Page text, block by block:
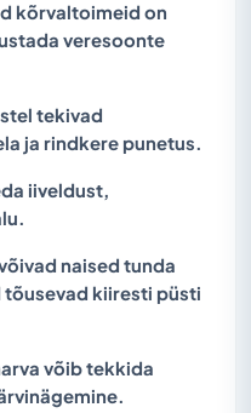
kõrvaltoimeid on
veresoonte
tekivad
ja rindkere punetus.
iiveldust,
naised tunda
kiiresti püsti
võib tekkida